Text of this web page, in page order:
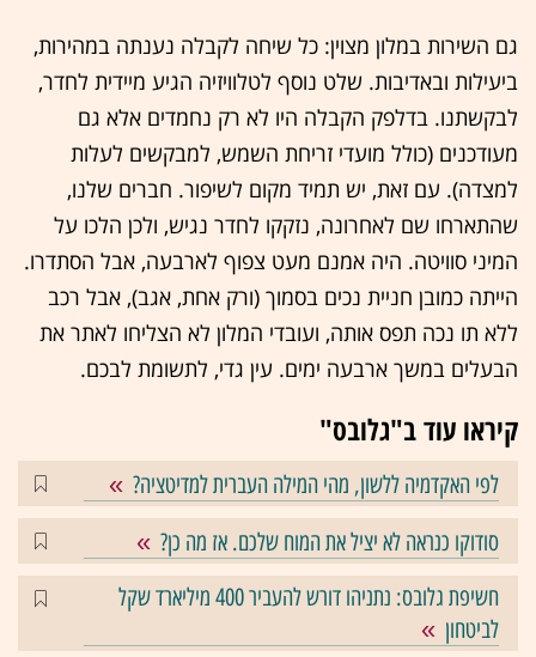
גם השירות במלון מצוין: כל שיחה לקבלה נענתה במהירות,
ביעילות ובאדיבות. שלט נוסף לטלוויזיה הגיע מיידית לחדר,
לבקשתנו. בדלפק הקבלה היו לא רק נחמדים אלא גם
מעודכנים (כולל מועדי זריחת השמש, למבקשים לעלות
למצדה). עם זאת, יש תמיד מקום לשיפור. חברים שלנו,
שהתארחו שם לאחרונה, נזקקו לחדר נגיש, ולכן הלכו על
המיני סוויטה. היה אמנם מעט צפוף לארבעה, אבל הסתדרו.
הייתה כמובן חניית נכים בסמוך (ורק אחת, אגב), אבל רכב
ללא תו נכה תפס אותה, ועובדי המלון לא הצליחו לאתר את
הבעלים במשך ארבעה ימים. עין גדי, לתשומת לבכם.
קיראו עוד ב"גלובס"
לפי האקדמיה ללשון, מהי המילה העברית למדיטציה?
סודוקו כנראה לא יציל את המוח שלכם. אז מה כן?
חשיפת גלובס: נתניהו דורש להעביר 400 מיליארד שקל
לביטחון